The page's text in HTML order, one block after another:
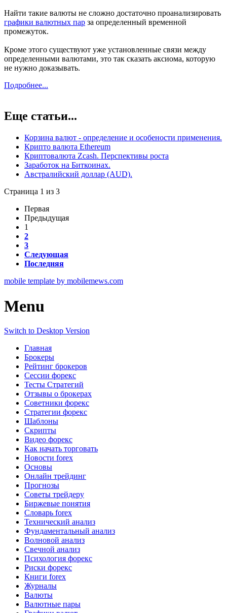
Найти такие валюты не сложно достаточно проанализировать
графики валютных пар за определенный временной
промежуток.
Кроме этого существуют уже установленные связи между
определенными валютами, это так сказать аксиома, которую
не нужно доказывать.
Подробнее...
Еще статьи...
Корзина валют - определение и особености применения.
Крипто валюта Ethereum
Криптовалюта Zcash. Перспективы роста
Заработок на Биткоинах.
Австралийский доллар (AUD).
Страница 1 из 3
Первая
Предыдущая
1
2
3
Следующая
Последняя
mobile template by mobilemews.com
Menu
Switch to Desktop Version
Главная
Брокеры
Рейтинг брокеров
Сессии форекс
Тесты Стратегий
Отзывы о брокерах
Советники форекс
Стратегии форекс
Шаблоны
Скрипты
Видео форекс
Как начать торговать
Новости forex
Основы
Онлайн трейдинг
Прогнозы
Советы трейдеру
Биржевые понятия
Словарь forex
Технический анализ
Фундаментальный анализ
Волновой анализ
Свечной анализ
Психология форекс
Риски форекс
Книги forex
Журналы
Валюты
Валютные пары